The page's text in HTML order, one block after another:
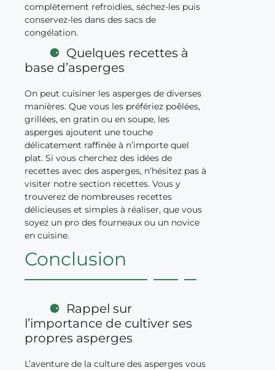
complètement refroidies, séchez-les puis
conservez-les dans des sacs de
congélation.
Quelques recettes à
base d’asperges
On peut cuisiner les asperges de diverses
manières. Que vous les préfériez poêlées,
grillées, en gratin ou en soupe, les
asperges ajoutent une touche
délicatement raffinée à n’importe quel
plat. Si vous cherchez des idées de
recettes avec des asperges, n’hésitez pas à
visiter notre section recettes. Vous y
trouverez de nombreuses recettes
délicieuses et simples à réaliser, que vous
soyez un pro des fourneaux ou un novice
en cuisine.
Conclusion
Rappel sur
l’importance de cultiver ses
propres asperges
L’aventure de la culture des asperges vous